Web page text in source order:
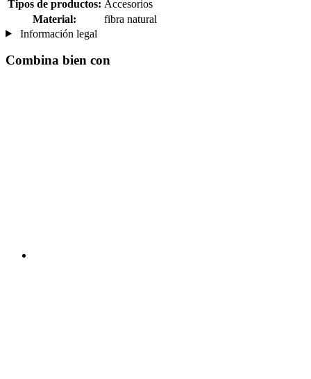
Tipos de productos: Accesorios
Material:
fibra natural
Información legal
Combina bien con